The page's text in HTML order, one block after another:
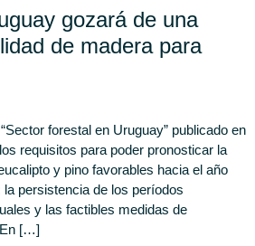
gozará de una
de madera para
forestal en Uruguay” publicado en
requisitos para poder pronosticar la
y pino favorables hacia el año
persistencia de los períodos
y las factibles medidas de
En […]